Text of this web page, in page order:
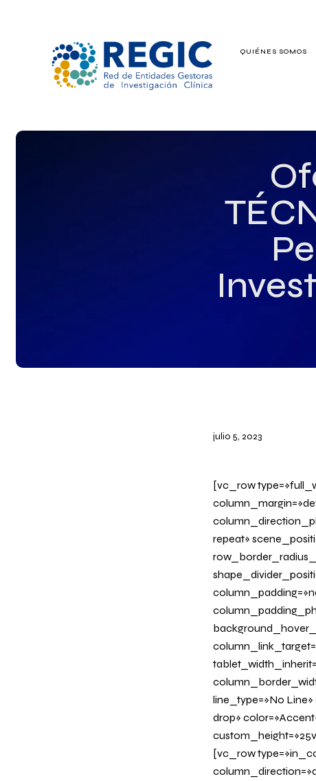
QUIÉNES SOMOS
QUIÉNES SOMOS
SERVICIOS
GRUPOS DE
julio 5, 2023
[vc_row
repeat»
line_type=»No
drop»
[vc_row